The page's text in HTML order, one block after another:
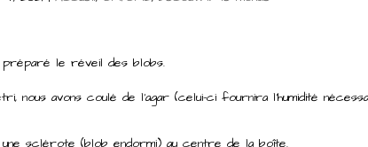
préparé le réveil des blobs.
nous avons coulé de l’agar (celui-ci fournira l’humidité
une sclérote (blob endormi) au centre de la boîte.